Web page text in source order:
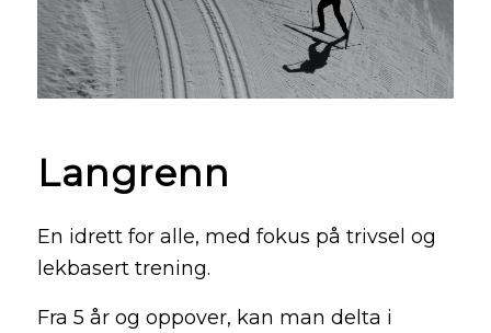
Langrenn
En idrett for alle, med fokus på trivsel og
lekbasert trening.
Fra 5 år og oppover, kan man delta i